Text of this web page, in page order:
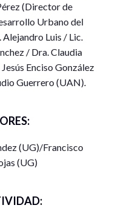
diferentes disciplinas
incide en las
local, nacional e
las fronteras se han
administrativa.
el abordaje de
Hernández,
(Director de
Urbano del
Luis / Lic.
/ Dra. Claudia
Enciso González
Guerrero (UAN).
(UG)/Francisco
(UG)